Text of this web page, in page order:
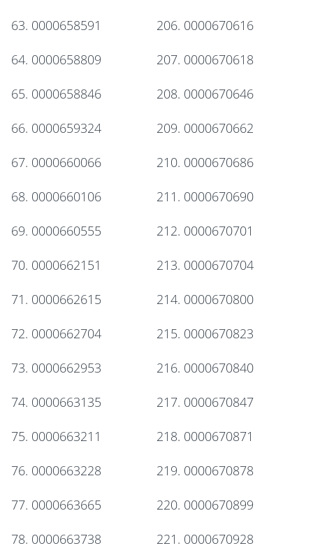
63. 0000658591
64. 0000658809
65. 0000658846
66. 0000659324
67. 0000660066
68. 0000660106
69. 0000660555
70. 0000662151
71. 0000662615
72. 0000662704
73. 0000662953
74. 0000663135
75. 0000663211
76. 0000663228
77. 0000663665
78. 0000663738
206. 0000670616
207. 0000670618
208. 0000670646
209. 0000670662
210. 0000670686
211. 0000670690
212. 0000670701
213. 0000670704
214. 0000670800
215. 0000670823
216. 0000670840
217. 0000670847
218. 0000670871
219. 0000670878
220. 0000670899
221. 0000670928